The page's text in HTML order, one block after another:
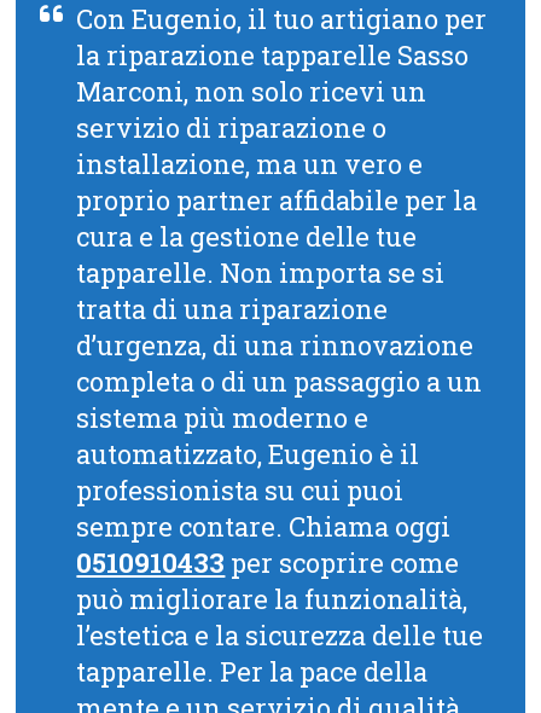
Con Eugenio, il tuo artigiano per
la riparazione tapparelle Sasso
Marconi, non solo ricevi un
servizio di riparazione o
installazione, ma un vero e
proprio partner affidabile per la
cura e la gestione delle tue
tapparelle. Non importa se si
tratta di una riparazione
d’urgenza, di una rinnovazione
completa o di un passaggio a un
sistema più moderno e
automatizzato, Eugenio è il
professionista su cui puoi
sempre contare. Chiama oggi
0510910433 per scoprire come
può migliorare la funzionalità,
l’estetica e la sicurezza delle tue
tapparelle. Per la pace della